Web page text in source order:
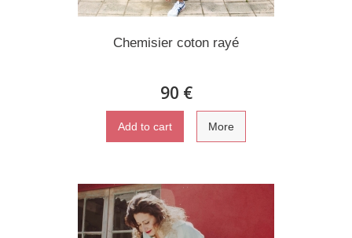
Chemisier coton rayé
90 €
Add to cart More